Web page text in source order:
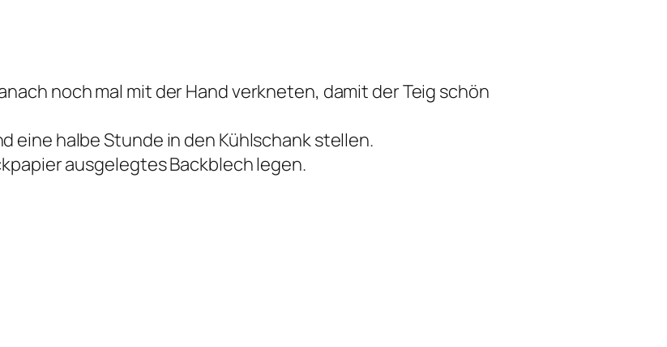
noch mal mit der Hand verkneten, damit der Teig schön
eine halbe Stunde in den Kühlschank stellen.
ausgelegtes Backblech legen.